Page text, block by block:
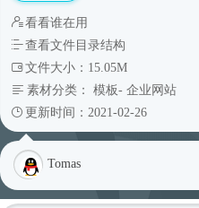
看看谁在用
查看文件目录结构
文件大小：15.05M
素材分类： 模板- 企业网站
更新时间：2021-02-26
Tomas